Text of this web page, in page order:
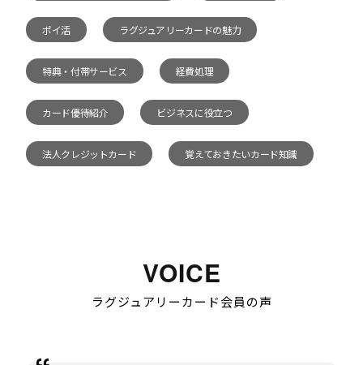
ポイ活 ラグジュアリーカードの魅力
特典・付帯サービス 経費処理
カード優待紹介 ビジネスに役立つ
法人クレジットカード 覚えておきたいカード知識
VOICE
ラグジュアリーカード会員の声